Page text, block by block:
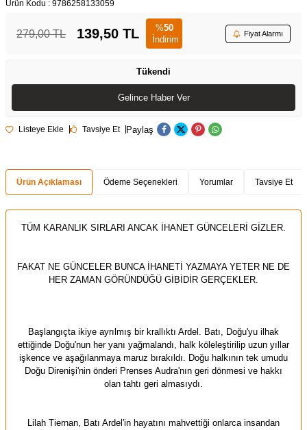
Ürün Kodu : 9786258133059
279,00TL 139,50 TL %50
İndirim
Fiyat Alarmı
Tükendi
Gelince Haber Ver
Listeye Ekle Tavsiye Et Paylaş
Ürün Açıklaması Ödeme Seçenekleri Yorumlar Tavsiye Et
TÜM KARANLIK SIRLARI ANCAK İHANET GÜNCELERİ GİZLER.
FAKAT NE GÜNCELER BUNCA İHANETİ YAZMAYA YETER NE DE
HER ZAMAN GÖRÜNDÜĞÜ GİBİDİR GERÇEKLER.
Başlangıçta ikiye ayrılmış bir krallıktı Ardel. Batı, Doğu'yu ilhak
ettiğinde Doğu'nun her yanı yağmalandı, halk köleleştirilip uzun yıllar
işkence ve aşağılanmaya maruz bırakıldı. Doğu halkının tek umudu
Doğu Direnişi'nin önderi Prenses Audra'nın geri dönmesi ve hakkı
olan tahtı geri almasıydı.
Lilah Tiernan, Batı Ardel'in hayatını mahvettiği onlarca insandan